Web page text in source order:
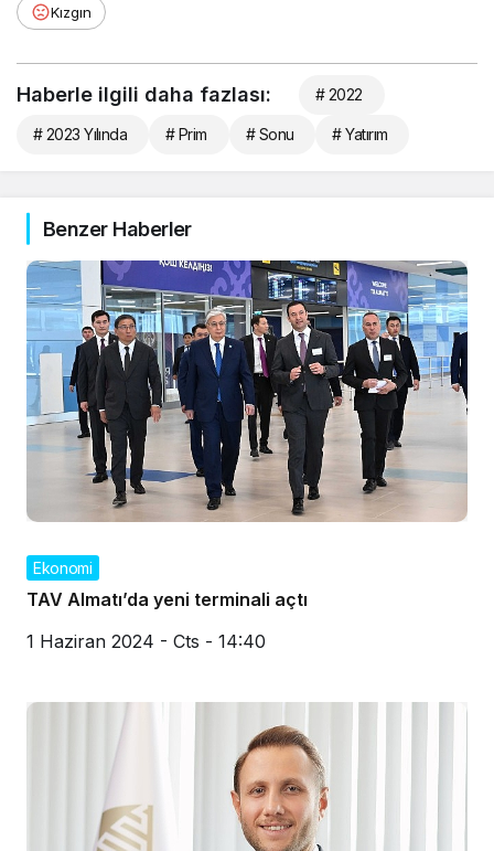
Kızgın
Haberle ilgili daha fazlası: # 2022
# 2023 Yılında # Prim # Sonu # Yatırım
Benzer Haberler
Ekonomi
TAV Almatı’da yeni terminali açtı
1 Haziran 2024 - Cts - 14:40